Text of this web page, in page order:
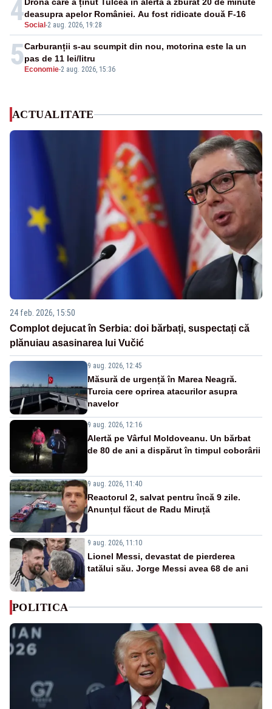
4Social -2 aug. 2026, 19:28
deasupra apelor României. Au fost ridicate două F-16
5 Economie-2 aug. 2026, 15:36
Carburanții s-au scumpit din nou, motorina este la un
pas de 11 lei/litru
ACTUALITATE
24 feb. 2026, 15:50
Complot dejucat în Serbia: doi bărbați, suspectați că
plănuiau asasinarea lui Vučić
9 aug. 2026, 12:45
Măsură de urgență în Marea Neagră.
Turcia cere oprirea atacurilor asupra
navelor
9 aug. 2026, 12:16
Alertă pe Vârful Moldoveanu. Un bărbat
de 80 de ani a dispărut în timpul coborârii
9 aug. 2026, 11:40
Reactorul 2, salvat pentru încă 9 zile.
Anunțul făcut de Radu Miruță
9 aug. 2026, 11:10
Lionel Messi, devastat de pierderea
tatălui său. Jorge Messi avea 68 de ani
POLITICA